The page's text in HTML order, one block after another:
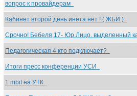
вопрос к провайдерам
Кабинет второй день инета нет ! ( ЖБИ )
Срочно! Бебеля,17- Юр.Лицо. выделенный
Педагогическая 4 кто подключает?
Итоги пресс конференции УСИ
1 mbit на УТК